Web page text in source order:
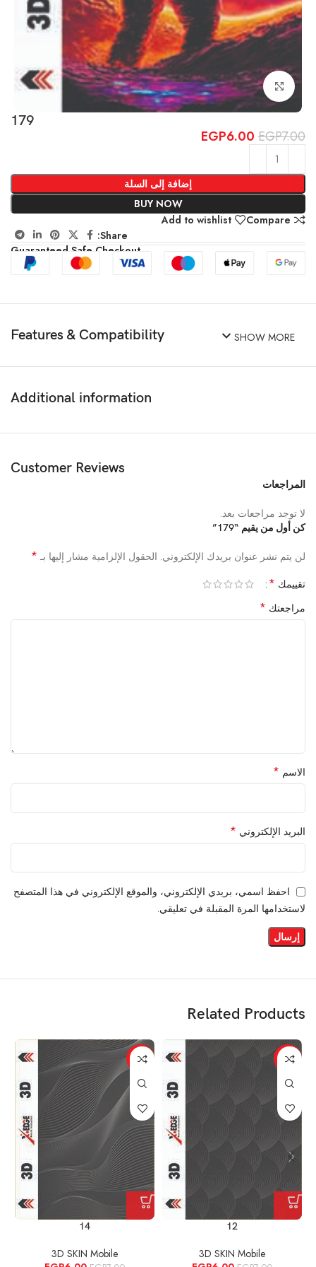
Click to enlarge
179
EGP7.00
EGP6.00
إضافة إلى السلة
BUY NOW
Compare
Add to wishlist
Share:
Guaranteed Safe Checkout
Features & Compatibility SHOW MORE
Additional information
Customer Reviews
المراجعات
لا توجد مراجعات بعد.
كن أول من يقيم “179”
لن يتم نشر عنوان بريدك الإلكتروني. الحقول الإلزامية مشار إليها بـ *
تقييمك *
مراجعتك *
الاسم *
البريد الإلكتروني *
احفظ اسمي، بريدي الإلكتروني، والموقع الإلكتروني في هذا المتصفح
لاستخدامها المرة المقبلة في تعليقي.
Related Products
-14%
12
3D SKIN Mobile
-14%
14
3D SKIN Mobile